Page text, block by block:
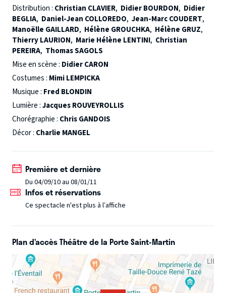
l'arrivée de Laurent, le fils de Georges va bousculer cette
pittoresque plénitude. En effet, ce dernier vient annoncer à
son père son désir d'épouser Muriel Dieulafoi, une jeune
fille de bonne famille dont le père est un homme politique
en vue dans la région. Et Laurent de rajouter que ses futurs
beaux-parents veulent rencontrer ses parents dans deux
parents modèles, dépourvus de toute équivoque. Mais
chassez le naturel et il revient au galop !
Distribution : Christian CLAVIER, Didier BOURDON, Didier
BEGLIA, Daniel-Jean COLLOREDO, Jean-Marc COUDERT,
Manoëlle GAILLARD, Hélène GROUCHKA, Hélène GRUZ,
Thierry LAURION, Marie Hélène LENTINI, Christian
PEREIRA, Thomas SAGOLS
Mise en scène : Didier CARON
Costumes : Mimi LEMPICKA
Musique : Fred BLONDIN
Lumière :Jacques ROUVEYROLLIS
Chorégraphie : Chris GANDOIS
Décor : Charlie MANGEL
Première et dernière
Du 04/09/10 au 08/01/11
Infos et réservations
Ce spectacle n'est plus à l’affiche
Plan d’accès Théâtre de la Porte Saint-Martin